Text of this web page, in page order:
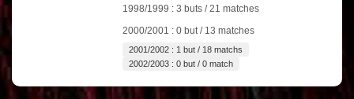
1998/1999 : 3 buts / 21 matches
2000/2001 : 0 but / 13 matches
2001/2002 : 1 but / 18 matchs
2002/2003 : 0 but / 0 match